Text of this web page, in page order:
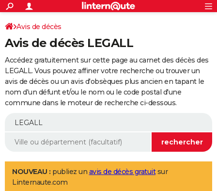
ACTUALITÉS
Politique
Société
Faits Divers
Education
Monde
Villes
+
SPORT
Coupe du monde 2026
Football
Tennis
Cyclisme
Rugby
Forum
Programme TV
TNTStreaming
Cinéma
Sorties cinéma
Musique
+FINANCE
Retraite
Epargne
Immobilier
Risques naturels par ville
Banque
Assurance
AUTO
Essais
Réserver un essai
Citadines
Berlines
SUV
Forum auto
+
Mobiles
Meilleur smartphone
Internet
Ordinateurs
Jeux vidéo
Guide high-tech
Aménagement intérieur
LIFESTYLE
Art de vivre
Bien-être
Loisirs
Mode
Modes de vie
Avis de décès
Avis de décès LEGALL
Accédez gratuitement sur cette page au carnet des décès des
LEGALL. Vous pouvez affiner votre recherche ou trouver un
avis de décès ou un avis d'obsèques plus ancien en tapant le
nom d'un défunt et/ou le nom ou le code postal d'une
commune dans le moteur de recherche ci-dessous.
NOUVEAU : publiez un avis de décès gratuitsur
Linternaute.com